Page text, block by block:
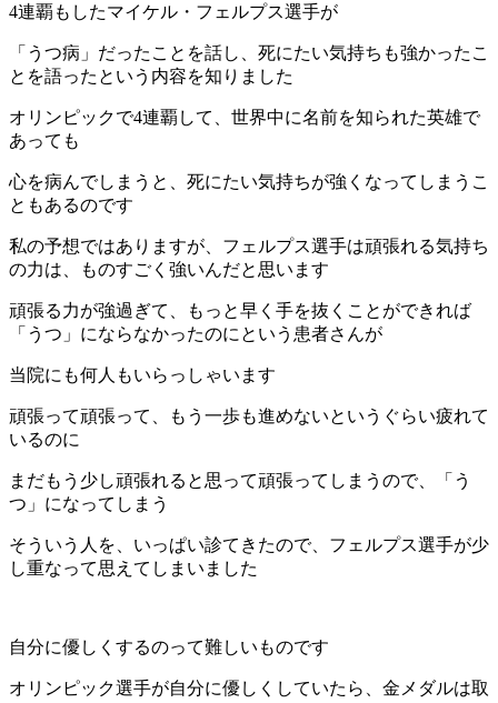
4連覇もしたマイケル・フェルプス選手が
「うつ病」だったことを話し、死にたい気持ちも強かったこ
とを語ったという内容を知りました
オリンピックで4連覇して、世界中に名前を知られた英雄で
あっても
心を病んでしまうと、死にたい気持ちが強くなってしまうこ
ともあるのです
私の予想ではありますが、フェルプス選手は頑張れる気持ち
の力は、ものすごく強いんだと思います
頑張る力が強過ぎて、もっと早く手を抜くことができれば
「うつ」にならなかったのにという患者さんが
当院にも何人もいらっしゃいます
頑張って頑張って、もう一歩も進めないというぐらい疲れて
いるのに
まだもう少し頑張れると思って頑張ってしまうので、「う
つ」になってしまう
そういう人を、いっぱい診てきたので、フェルプス選手が少
し重なって思えてしまいました
自分に優しくするのって難しいものです
オリンピック選手が自分に優しくしていたら、金メダルは取